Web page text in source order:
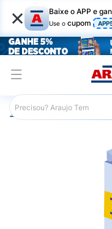
× Baixe o APP e
Use o cupom
Araujo